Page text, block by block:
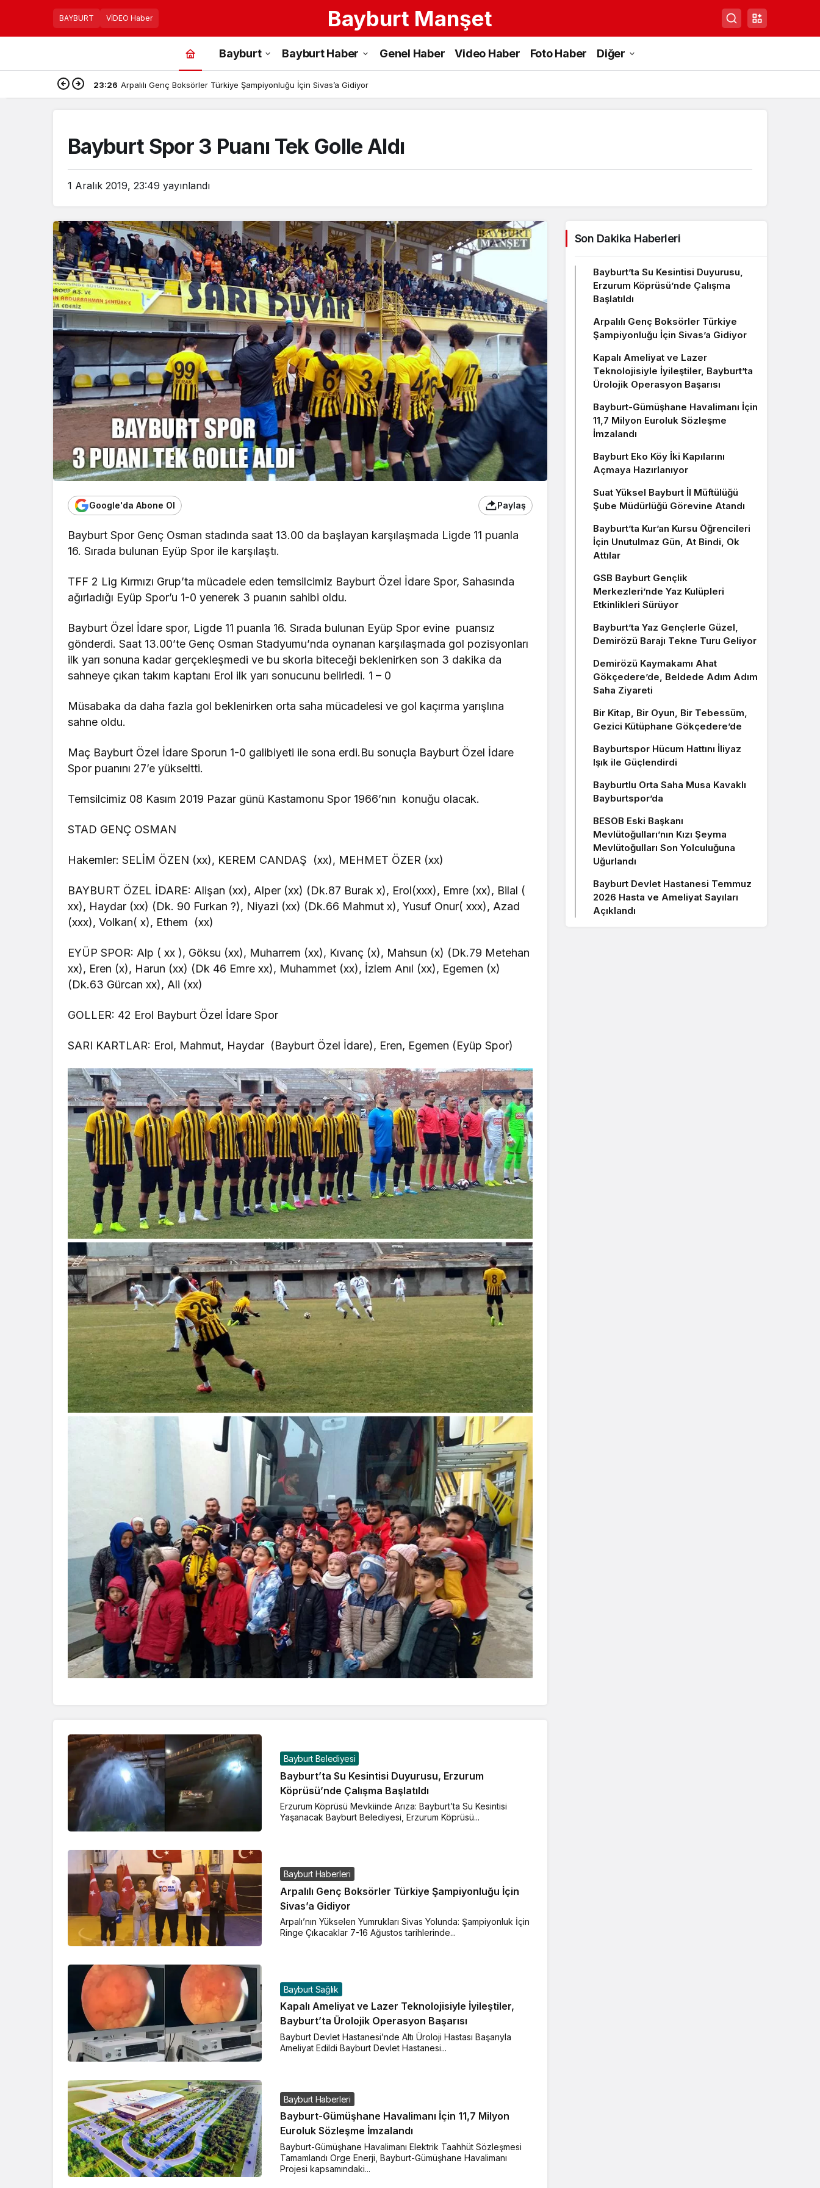
BAYBURT VİDEO Haber Bayburt Manşet
Bayburt Bayburt Haber Genel Haber Video Haber Foto Haber Diğer
23:26 Arpalılı Genç Boksörler Türkiye Şampiyonluğu İçin Sivas’a Gidiyor
Bayburt Spor 3 Puanı Tek Golle Aldı
1 Aralık 2019, 23:49 yayınlandı
Google'da Abone Ol Paylaş
Bayburt Spor Genç Osman stadında saat 13.00 da başlayan karşılaşmada Ligde 11 puanla
16. Sırada bulunan Eyüp Spor ile karşılaştı.
TFF 2 Lig Kırmızı Grup’ta mücadele eden temsilcimiz Bayburt Özel İdare Spor, Sahasında
ağırladığı Eyüp Spor’u 1-0 yenerek 3 puanın sahibi oldu.
Bayburt Özel İdare spor, Ligde 11 puanla 16. Sırada bulunan Eyüp Spor evine puansız
gönderdi. Saat 13.00’te Genç Osman Stadyumu’nda oynanan karşılaşmada gol pozisyonları
ilk yarı sonuna kadar gerçekleşmedi ve bu skorla biteceği beklenirken son 3 dakika da
sahneye çıkan takım kaptanı Erol ilk yarı sonucunu belirledi. 1 – 0
Müsabaka da daha fazla gol beklenirken orta saha mücadelesi ve gol kaçırma yarışlına
sahne oldu.
Maç Bayburt Özel İdare Sporun 1-0 galibiyeti ile sona erdi.Bu sonuçla Bayburt Özel İdare
Spor puanını 27’e yükseltti.
Temsilcimiz 08 Kasım 2019 Pazar günü Kastamonu Spor 1966’nın konuğu olacak.
STAD GENÇ OSMAN
Hakemler: SELİM ÖZEN (xx), KEREM CANDAŞ (xx), MEHMET ÖZER (xx)
BAYBURT ÖZEL İDARE: Alişan (xx), Alper (xx) (Dk.87 Burak x), Erol(xxx), Emre (xx), Bilal (
xx), Haydar (xx) (Dk. 90 Furkan ?), Niyazi (xx) (Dk.66 Mahmut x), Yusuf Onur( xxx), Azad
(xxx), Volkan( x), Ethem (xx)
EYÜP SPOR: Alp ( xx ), Göksu (xx), Muharrem (xx), Kıvanç (x), Mahsun (x) (Dk.79 Metehan
xx), Eren (x), Harun (xx) (Dk 46 Emre xx), Muhammet (xx), İzlem Anıl (xx), Egemen (x)
(Dk.63 Gürcan xx), Ali (xx)
GOLLER: 42 Erol Bayburt Özel İdare Spor
SARI KARTLAR: Erol, Mahmut, Haydar (Bayburt Özel İdare), Eren, Egemen (Eyüp Spor)
Bayburt Belediyesi
Bayburt’ta Su Kesintisi Duyurusu, Erzurum
Köprüsü’nde Çalışma Başlatıldı
Erzurum Köprüsü Mevkiinde Arıza: Bayburt’ta Su Kesintisi
Yaşanacak Bayburt Belediyesi, Erzurum Köprüsü...
Bayburt Haberleri
Arpalılı Genç Boksörler Türkiye Şampiyonluğu İçin
Sivas’a Gidiyor
Arpalı’nın Yükselen Yumrukları Sivas Yolunda: Şampiyonluk İçin
Ringe Çıkacaklar 7-16 Ağustos tarihlerinde...
Bayburt Sağlık
Kapalı Ameliyat ve Lazer Teknolojisiyle İyileştiler,
Bayburt’ta Ürolojik Operasyon Başarısı
Bayburt Devlet Hastanesi’nde Altı Üroloji Hastası Başarıyla
Ameliyat Edildi Bayburt Devlet Hastanesi...
Bayburt Haberleri
Bayburt-Gümüşhane Havalimanı İçin 11,7 Milyon
Euroluk Sözleşme İmzalandı
Bayburt-Gümüşhane Havalimanı Elektrik Taahhüt Sözleşmesi
Tamamlandı Orge Enerji, Bayburt-Gümüşhane Havalimanı
Projesi kapsamındaki...
Son Dakika Haberleri
Bayburt’ta Su Kesintisi Duyurusu,
Erzurum Köprüsü’nde Çalışma
Başlatıldı
Arpalılı Genç Boksörler Türkiye
Şampiyonluğu İçin Sivas’a Gidiyor
Kapalı Ameliyat ve Lazer
Teknolojisiyle İyileştiler, Bayburt’ta
Ürolojik Operasyon Başarısı
Bayburt-Gümüşhane Havalimanı İçin
11,7 Milyon Euroluk Sözleşme
İmzalandı
Bayburt Eko Köy İki Kapılarını
Açmaya Hazırlanıyor
Suat Yüksel Bayburt İl Müftülüğü
Şube Müdürlüğü Görevine Atandı
Bayburt’ta Kur’an Kursu Öğrencileri
İçin Unutulmaz Gün, At Bindi, Ok
Attılar
GSB Bayburt Gençlik
Merkezleri’nde Yaz Kulüpleri
Etkinlikleri Sürüyor
Bayburt’ta Yaz Gençlerle Güzel,
Demirözü Barajı Tekne Turu Geliyor
Demirözü Kaymakamı Ahat
Gökçedere’de, Beldede Adım Adım
Saha Ziyareti
Bir Kitap, Bir Oyun, Bir Tebessüm,
Gezici Kütüphane Gökçedere’de
Bayburtspor Hücum Hattını İliyaz
Işık ile Güçlendirdi
Bayburtlu Orta Saha Musa Kavaklı
Bayburtspor’da
BESOB Eski Başkanı
Mevlütoğulları’nın Kızı Şeyma
Mevlütoğulları Son Yolculuğuna
Uğurlandı
Bayburt Devlet Hastanesi Temmuz
2026 Hasta ve Ameliyat Sayıları
Açıklandı